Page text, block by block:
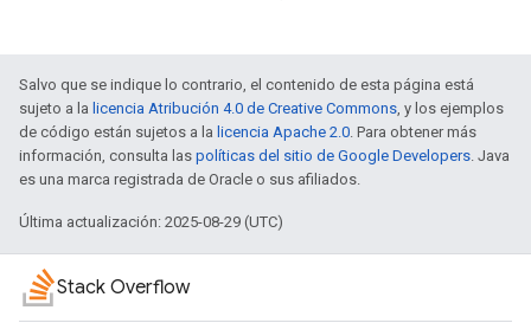
Salvo que se indique lo contrario, el contenido de esta página está
sujeto a la licencia Atribución 4.0 de Creative Commons, y los ejemplos
de código están sujetos a la licencia Apache 2.0. Para obtener más
información, consulta las políticas del sitio de Google Developers. Java
es una marca registrada de Oracle o sus afiliados.
Última actualización: 2025-08-29 (UTC)
Stack Overflow